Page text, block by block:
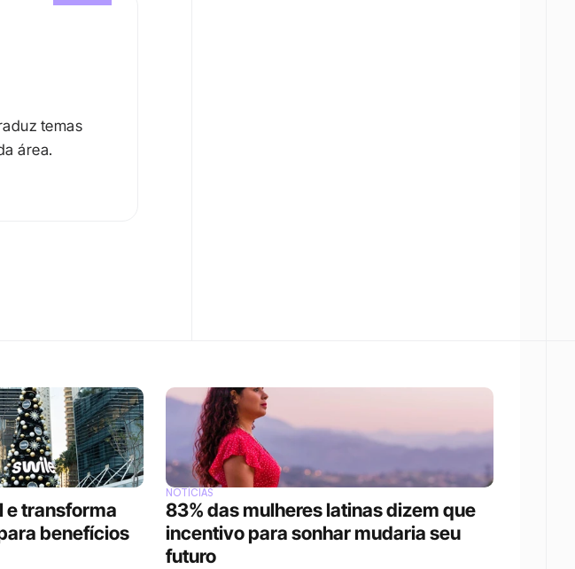
temas
área.​
e transforma
benefícios
NOTÍCIAS
83% das mulheres latinas dizem que
incentivo para sonhar mudaria seu
futuro